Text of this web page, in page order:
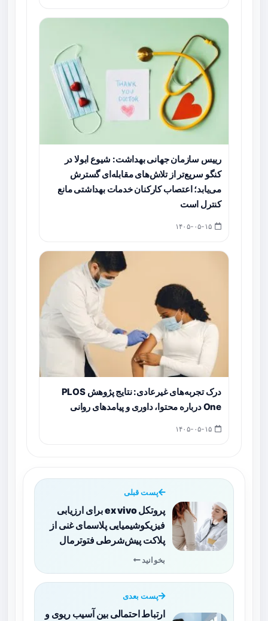
رییس سازمان جهانی بهداشت: شیوع ابولا در
کنگو سریع‌تر از تلاش‌های مقابله‌ای گسترش
می‌یابد؛ اعتصاب کارکنان خدمات بهداشتی مانع
کنترل است
درک تجربه‌های غیرعادی: نتایج پژوهش PLOS
One درباره محتوا، داوری و پیامدهای روانی
پست قبلی
پروتکل ex vivo برای ارزیابی
فیزیکوشیمیایی پلاسمای غنی از
پلاکت پیش‌شرطی فتوترمال
بخوانید
پست بعدی
ارتباط احتمالی بین آسیب ریوی و